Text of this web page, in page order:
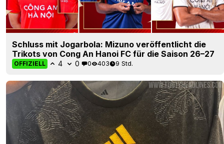
Schluss mit Jogarbola: Mizuno veröffentlicht die
Trikots von Cong An Hanoi FC für die Saison 26–27
OFFIZIELL 4 0 0 403 9 Std.